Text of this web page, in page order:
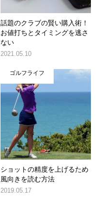
話題のクラブの賢い購入術！
お値打ちとタイミングを逃さ
ない
2021.05.10
ゴルフライフ
ショットの精度を上げるため
風向きを読む方法
2019.05.17